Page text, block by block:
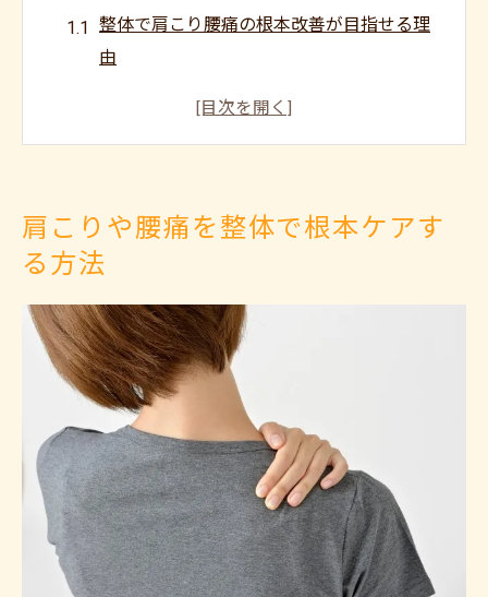
整体で肩こり腰痛の根本改善が目指せる理
由
上尾で評判のいい整体が選ばれる秘密とは
整体と保険適用の違いを知って賢く利用し
よう
筋肉調整が導く心身のバランス回復術
整体の筋肉調整で心身バランスを整える方
法
女性にうれしい整体の優しい筋肉ケアとは
筋肉調整と骨盤矯正の違いと効果を徹底解
説
上尾市で整体院を選ぶ際の注目ポイント
整体でバランス改善の成果を感じる体験談
肩こりや腰痛を整体で根本ケアす
る方法